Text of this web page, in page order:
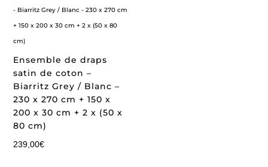
Ensemble de draps
satin de coton –
Biarritz Grey / Blanc –
230 x 270 cm + 150 x
200 x 30 cm + 2 x (50 x
80 cm)
239,00€